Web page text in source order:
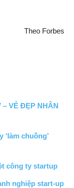
Theo Forbes
– VẺ ĐẸP NHÂN
chuồng’
công ty startup
nghiệp start-up